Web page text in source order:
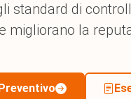
standard di
migliorano la